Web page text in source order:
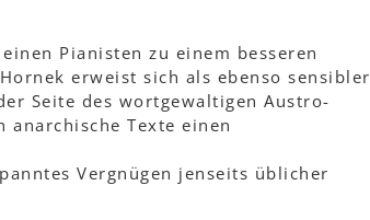
Pianisten zu einem besseren
erweist sich als ebenso sensibler
Seite des wortgewaltigen Austro-
anarchische Texte einen
Vergnügen jenseits üblicher